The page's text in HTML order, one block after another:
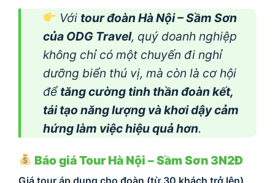
Với tour đoàn Hà Nội – Sầm Sơn
của ODG Travel, quý doanh nghiệp
không chỉ có một chuyến đi nghỉ
dưỡng biển thú vị, mà còn là cơ hội
để tăng cường tinh thần đoàn kết,
tái tạo năng lượng và khơi dậy cảm
hứng làm việc hiệu quả hơn.
Báo giá Tour Hà Nội – Sầm Sơn 3N2Đ